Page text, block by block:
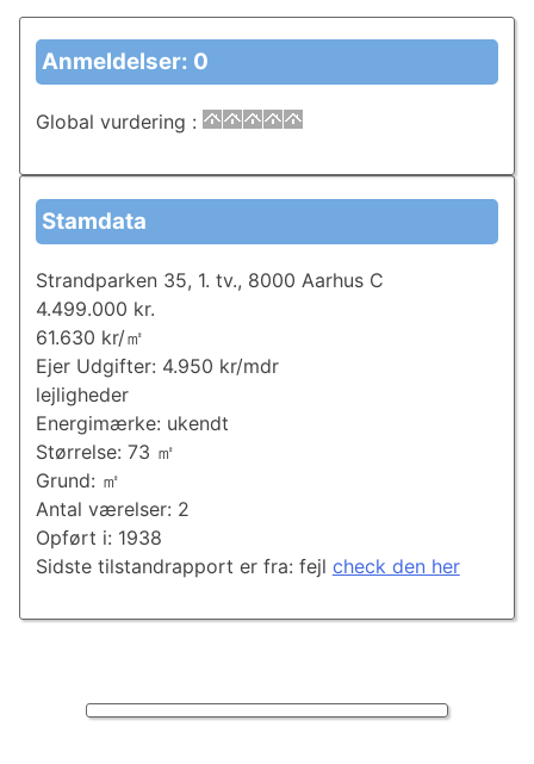
Anmeldelser: 0
Global vurdering :
Stamdata
Strandparken 35, 1. tv., 8000 Aarhus C
4.499.000 kr.
61.630 kr/㎡
Ejer Udgifter: 4.950 kr/mdr
lejligheder
Energimærke: ukendt
Størrelse: 73 ㎡
Grund: ㎡
Antal værelser: 2
Opført i: 1938
Sidste tilstandrapport er fra: fejl check den her